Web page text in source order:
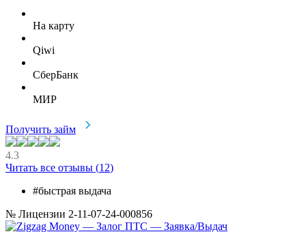
На карту
Qiwi
СберБанк
МИР
Получить займ
4.3
Читать все отзывы (12)
#быстрая выдача
№ Лицензии 2-11-07-24-000856